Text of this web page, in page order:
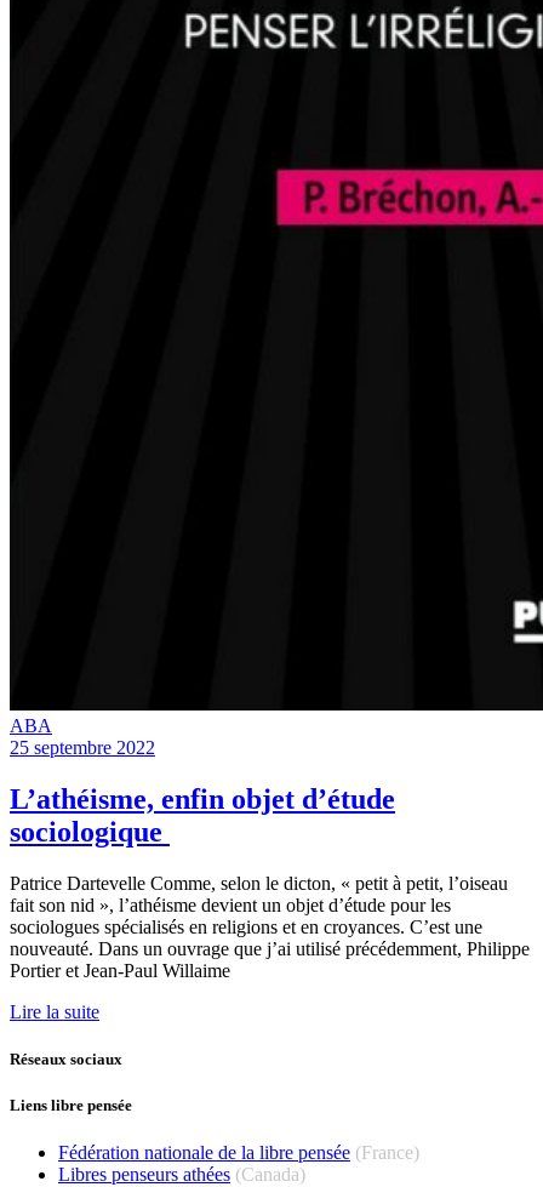
ABA
25 septembre 2022
L’athéisme, enfin objet d’étude
sociologique
Patrice Dartevelle Comme, selon le dicton, « petit à petit, l’oiseau
fait son nid », l’athéisme devient un objet d’étude pour les
sociologues spécialisés en religions et en croyances. C’est une
nouveauté. Dans un ouvrage que j’ai utilisé précédemment, Philippe
Portier et Jean-Paul Willaime
Lire la suite
Réseaux sociaux
Liens libre pensée
Fédération nationale de la libre pensée (France)
Libres penseurs athées (Canada)